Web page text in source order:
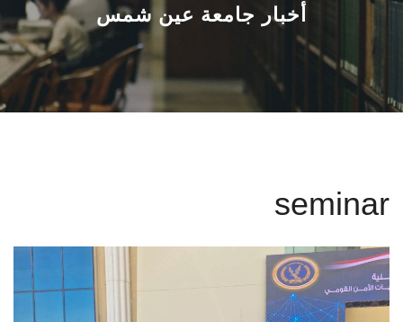
القطاعـات
الشئون الأكاديمية
البحث العلمي
الأنظمة الذكية
الإعلام
أخبار جامعة عين شمس
seminar